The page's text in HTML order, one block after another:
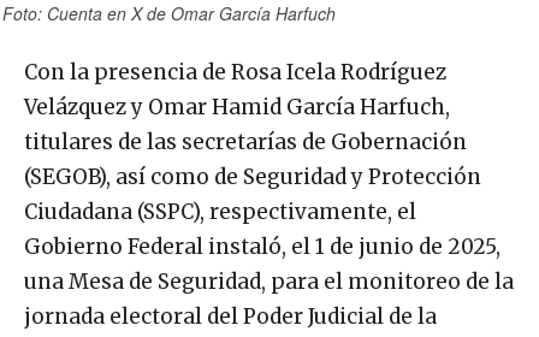
Foto: Cuenta en X de Omar García Harfuch
Con la presencia de Rosa Icela Rodríguez
Velázquez y Omar Hamid García Harfuch,
titulares de las secretarías de Gobernación
(SEGOB), así como de Seguridad y Protección
Ciudadana (SSPC), respectivamente, el
Gobierno Federal instaló, el 1 de junio de 2025,
una Mesa de Seguridad, para el monitoreo de la
jornada electoral del Poder Judicial de la